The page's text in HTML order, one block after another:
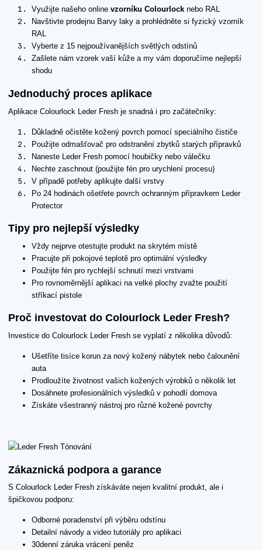
Využijte našeho online vzorníku Colourlock nebo RAL
Navštivte prodejnu Barvy laky a prohlédněte si fyzický vzorník
RAL
Vyberte z 15 nejpoužívanějších světlých odstínů
Zašlete nám vzorek vaší kůže a my vám doporučíme nejlepší
shodu
Jednoduchý proces aplikace
Aplikace Colourlock Leder Fresh je snadná i pro začátečníky:
Důkladně očistěte kožený povrch pomocí speciálního čističe
Použijte odmašťovač pro odstranění zbytků starých přípravků
Naneste Leder Fresh pomocí houbičky nebo válečku
Nechte zaschnout (použijte fén pro urychlení procesu)
V případě potřeby aplikujte další vrstvy
Po 24 hodinách ošetřete povrch ochranným přípravkem Leder
Protector
Tipy pro nejlepší výsledky
Vždy nejprve otestujte produkt na skrytém místě
Pracujte při pokojové teplotě pro optimální výsledky
Použijte fén pro rychlejší schnutí mezi vrstvami
Pro rovnoměrnější aplikaci na velké plochy zvažte použití
stříkací pistole
Proč investovat do Colourlock Leder Fresh?
Investice do Colourlock Leder Fresh se vyplatí z několika důvodů:
Ušetříte tisíce korun za nový kožený nábytek nebo čalounění
auta
Prodloužíte životnost vašich kožených výrobků o několik let
Dosáhnete profesionálních výsledků v pohodlí domova
Získáte všestranný nástroj pro různé kožené povrchy
Zákaznická podpora a garance
S Colourlock Leder Fresh získáváte nejen kvalitní produkt, ale i
špičkovou podporu:
Odborné poradenství při výběru odstínu
Detailní návody a video tutoriály pro aplikaci
30denní záruka vrácení peněz